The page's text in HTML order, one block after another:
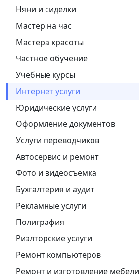
Няни и сиделки
Мастер на час
Мастера красоты
Частное обучение
Учебные курсы
Интернет услуги
Юридические услуги
Оформление документов
Услуги переводчиков
Автосервис и ремонт
Фото и видеосъемка
Бухгалтерия и аудит
Рекламные услуги
Полиграфия
Риэлторские услуги
Ремонт компьютеров
Ремонт и изготовление мебели